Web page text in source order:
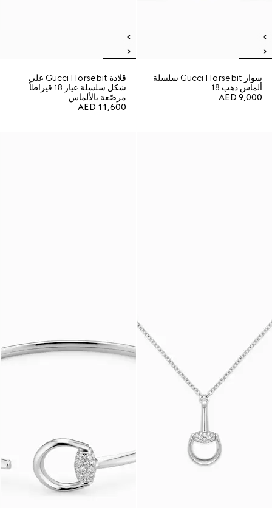
سوار Gucci Horsebit سلسلة
ألماس ذهب 18
AED 9,000
قلادة Gucci Horsebit على
شكل سلسلة عيار 18 قيراطاً
مرصّعة بالألماس
AED 11,600